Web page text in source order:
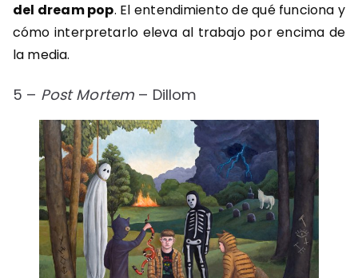
del dream pop. El entendimiento de qué funciona y
cómo interpretarlo eleva al trabajo por encima de
la media.
5 – Post Mortem – Dillom